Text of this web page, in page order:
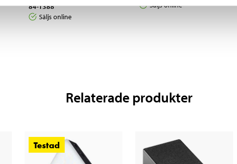
84-1388
Säljs online
Säljs online
Relaterade produkter
Testad